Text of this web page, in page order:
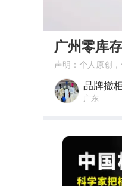
广州零库
声明：个人原创
品牌撤
广东